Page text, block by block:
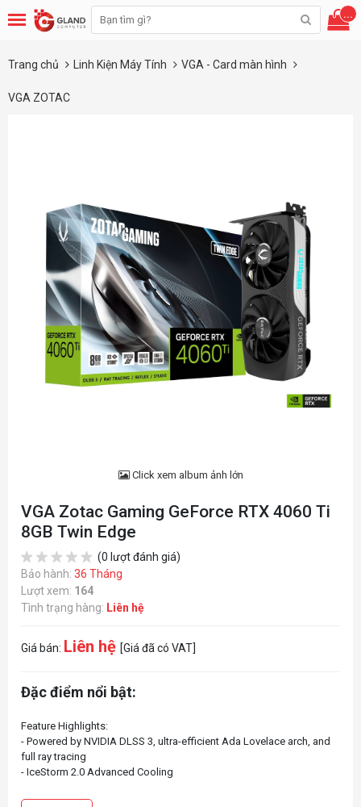
...
Trang chủ Linh Kiện Máy Tính VGA - Card màn hình
VGA ZOTAC
Click xem album ảnh lớn
VGA Zotac Gaming GeForce RTX 4060 Ti
8GB Twin Edge
(0 lượt đánh giá)
Bảo hành: 36 Tháng
Lượt xem: 164
Tình trạng hàng: Liên hệ
Giá bán: Liên hệ [Giá đã có VAT]
Đặc điểm nổi bật:
Feature Highlights:
- Powered by NVIDIA DLSS 3, ultra-efficient Ada Lovelace arch, and
full ray tracing
- IceStorm 2.0 Advanced Cooling
- Compact 2.2 Slot Footprint